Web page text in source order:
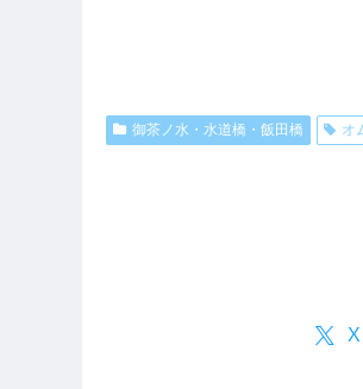
御茶ノ水・水道橋・飯田橋 オ
X